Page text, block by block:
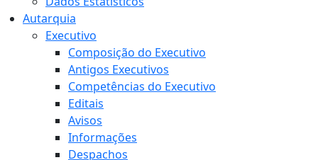
Autarquia
Executivo
Composição do Executivo
Antigos Executivos
Competências do Executivo
Editais
Avisos
Informações
Despachos